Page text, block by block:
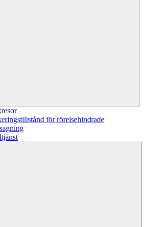
för rörelsehindrade